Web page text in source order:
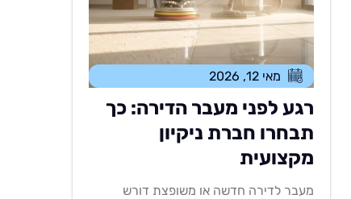
מאי 12, 2026
רגע לפני מעבר הדירה: כך
תבחרו חברת ניקיון
מקצועית
מעבר לדירה חדשה או משופצת דורש